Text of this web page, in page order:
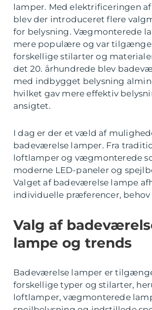
lamper. Med elektrificeringen
blev der introduceret flere
for belysning. Vægmonterede
mere populære og var
forskellige stilarter og
det 20. århundrede blev
med indbygget belysning
hvilket gav mere effektiv
ansigtet.
I dag er der et væld af
badeværelse lamper. Fra
loftlamper og vægmonterede
moderne LED-paneler og
Valget af badeværelse lampe
individuelle præferencer,
Valg af
lampe og trends
Badeværelse lamper er
forskellige typer og stilarter,
loftlamper, vægmonterede